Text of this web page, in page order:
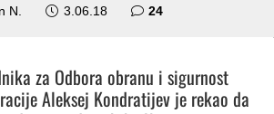
N. 3.06.18 24komentara
za Odbora obranu i sigurnost
Aleksej Kondratijev je rekao da